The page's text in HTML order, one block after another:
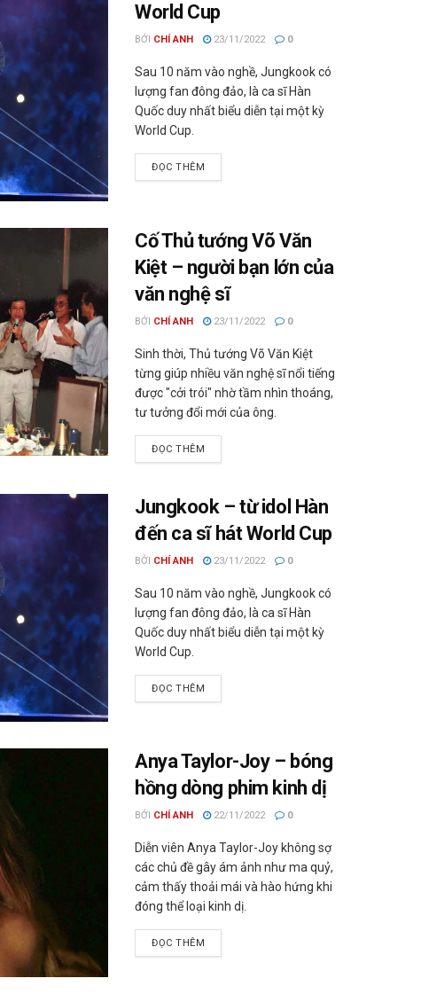
World Cup
BỞI CHÍ ANH 23/11/2022 0
Sau 10 năm vào nghề, Jungkook có
lượng fan đông đảo, là ca sĩ Hàn
Quốc duy nhất biểu diễn tại một kỳ
World Cup.
ĐỌC THÊM
Cố Thủ tướng Võ Văn
Kiệt – người bạn lớn của
văn nghệ sĩ
BỞI CHÍ ANH 23/11/2022 0
Sinh thời, Thủ tướng Võ Văn Kiệt
từng giúp nhiều văn nghệ sĩ nổi tiếng
được "cởi trói" nhờ tầm nhìn thoáng,
tư tưởng đổi mới của ông.
ĐỌC THÊM
Jungkook – từ idol Hàn
đến ca sĩ hát World Cup
BỞI CHÍ ANH 23/11/2022 0
Sau 10 năm vào nghề, Jungkook có
lượng fan đông đảo, là ca sĩ Hàn
Quốc duy nhất biểu diễn tại một kỳ
World Cup.
ĐỌC THÊM
Anya Taylor-Joy – bóng
hồng dòng phim kinh dị
BỞI CHÍ ANH 22/11/2022 0
Diễn viên Anya Taylor-Joy không sợ
các chủ đề gây ám ảnh như ma quỷ,
cảm thấy thoải mái và hào hứng khi
đóng thể loại kinh dị.
ĐỌC THÊM